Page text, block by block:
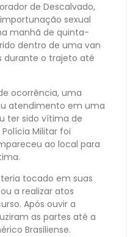
de Descalvado,
sexual
manhã de quinta-
dentro de uma van
durante o trajeto até
ocorrência, uma
atendimento em uma
ter sido vítima de
Militar foi
ao local para
tocado em suas
a realizar atos
Após ouvir a
as partes até a
Brasiliense.